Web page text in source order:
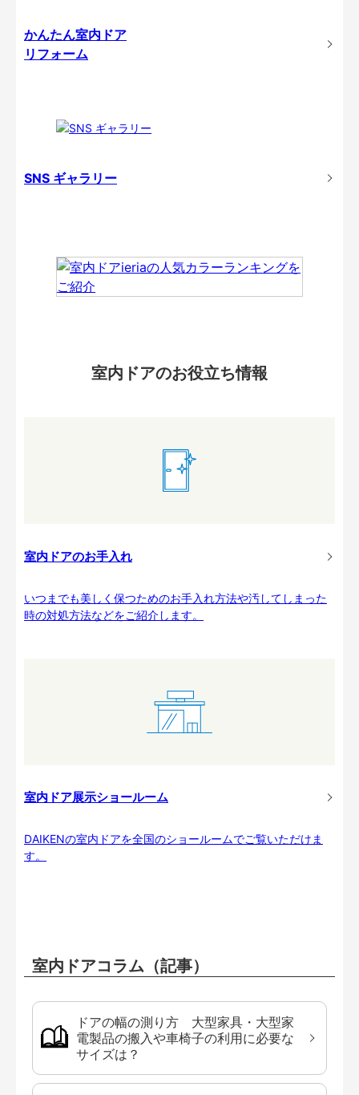
かんたん室内ドア
リフォーム
SNS ギャラリー
室内ドアのお役立ち情報
室内ドアのお手入れ
いつまでも美しく保つためのお手入れ方法や汚してしまった
時の対処方法などをご紹介します。
室内ドア展示ショールーム
DAIKENの室内ドアを全国のショールームでご覧いただけま
す。
室内ドアコラム（記事）
ドアの幅の測り方 大型家具・大型家
電製品の搬入や車椅子の利用に必要な
サイズは？